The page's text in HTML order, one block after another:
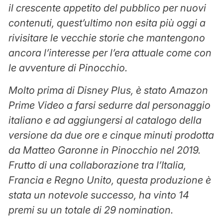
il crescente appetito del pubblico per nuovi
contenuti, quest’ultimo non esita più oggi a
rivisitare le vecchie storie che mantengono
ancora l’interesse per l’era attuale come con
le avventure di Pinocchio.
Molto prima di Disney Plus, è stato Amazon
Prime Video a farsi sedurre dal personaggio
italiano e ad aggiungersi al catalogo della
versione da due ore e cinque minuti prodotta
da Matteo Garonne in Pinocchio nel 2019.
Frutto di una collaborazione tra l’Italia,
Francia e Regno Unito, questa produzione è
stata un notevole successo, ha vinto 14
premi su un totale di 29 nomination.